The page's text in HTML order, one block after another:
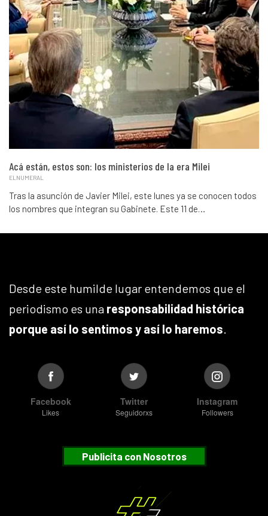
Acá están, estos son: los ministerios de la era Milei
ELNUMERAL
Tras la asunción de Javier Milei, este lunes ya se conocen todos
los nombres que integran su Gabinete. Este 11 de…
Desde este humilde lugar entendemos que el
periodismo es una responsabilidad histórica
porque así lo sentimos y así lo haremos.
Facebook
Likes
Twitter
Seguidorxs
Instagram
Followers
Publicita con Nosotros